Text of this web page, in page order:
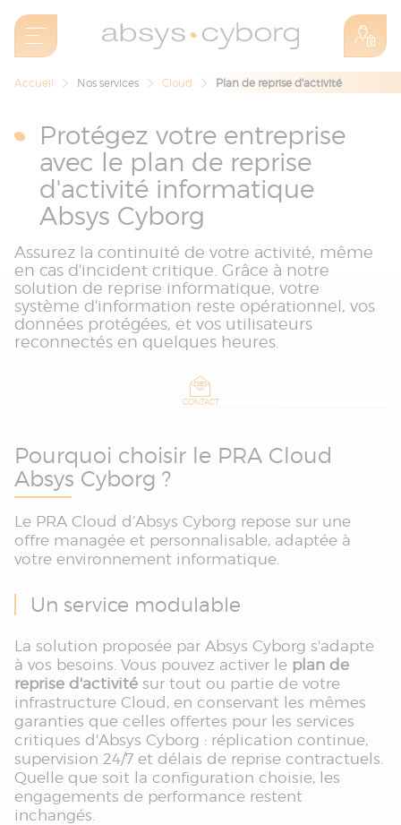
Accueil Nos services Cloud Plan de reprise d'activité
Protégez votre entreprise
avec le plan de reprise
d'activité informatique
Absys Cyborg
Assurez la continuité de votre activité, même
en cas d'incident critique. Grâce à notre
solution de reprise informatique, votre
système d'information reste opérationnel, vos
données protégées, et vos utilisateurs
reconnectés en quelques heures.
CONTACT
Pourquoi choisir le PRA Cloud
Absys Cyborg ?
Le PRA Cloud d’Absys Cyborg repose sur une
offre managée et personnalisable, adaptée à
votre environnement informatique.
Un service modulable
La solution proposée par Absys Cyborg s'adapte
à vos besoins. Vous pouvez activer le plan de
reprise d'activité sur tout ou partie de votre
infrastructure Cloud, en conservant les mêmes
garanties que celles offertes pour les services
critiques d'Absys Cyborg : réplication continue,
supervision 24/7 et délais de reprise contractuels.
Quelle que soit la configuration choisie, les
engagements de performance restent
inchangés.